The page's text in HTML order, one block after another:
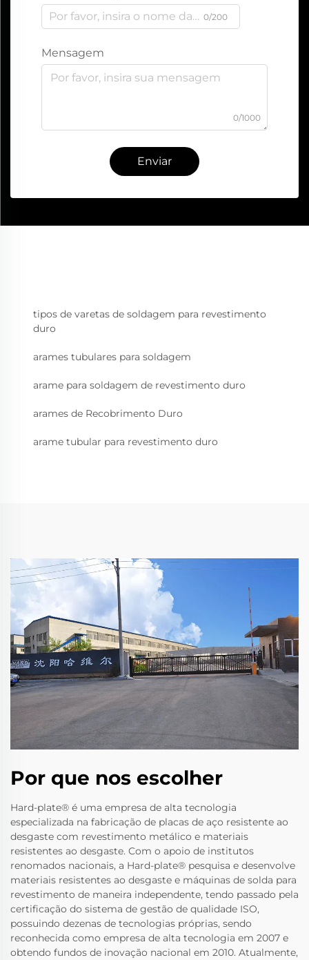
0/200
Mensagem
0/1000
Enviar
tipos de varetas de soldagem para revestimento
duro
arames tubulares para soldagem
arame para soldagem de revestimento duro
arames de Recobrimento Duro
arame tubular para revestimento duro
Por que nos escolher
Hard-plate® é uma empresa de alta tecnologia
especializada na fabricação de placas de aço resistente ao
desgaste com revestimento metálico e materiais
resistentes ao desgaste. Com o apoio de institutos
renomados nacionais, a Hard-plate® pesquisa e desenvolve
materiais resistentes ao desgaste e máquinas de solda para
revestimento de maneira independente, tendo passado pela
certificação do sistema de gestão de qualidade ISO,
possuindo dezenas de tecnologias próprias, sendo
reconhecida como empresa de alta tecnologia em 2007 e
obtendo fundos de inovação nacional em 2010. Atualmente,